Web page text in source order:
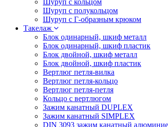
Шуруп с кольцом
Шуруп с полукольцом
Шуруп с Г-образным крюком
Такелаж
Блок одинарный, шкиф металл
Блок одинарный, шкиф пластик
Блок двойной, шкиф металл
Блок двойной, шкиф пластик
Вертлюг петля-вилка
Вертлюг петля-кольцо
Вертлюг петля-петля
Кольцо с вертлюгом
Зажим канатный DUPLEX
Зажим канатный SIMPLEX
DIN 3093 зажим канатный